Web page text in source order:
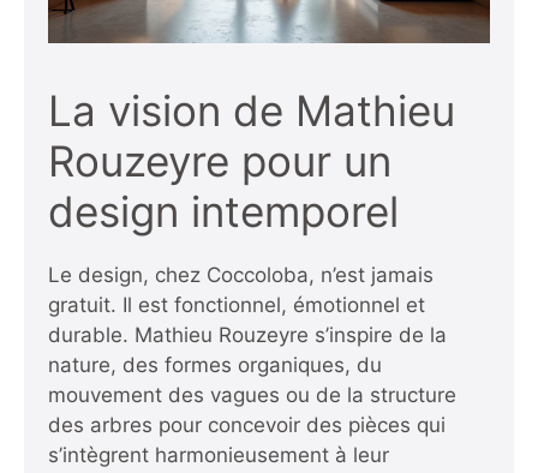
La vision de Mathieu
Rouzeyre pour un
design intemporel
Le design, chez Coccoloba, n’est jamais
gratuit. Il est fonctionnel, émotionnel et
durable. Mathieu Rouzeyre s’inspire de la
nature, des formes organiques, du
mouvement des vagues ou de la structure
des arbres pour concevoir des pièces qui
s’intègrent harmonieusement à leur